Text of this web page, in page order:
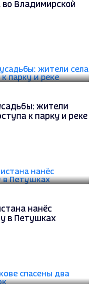
во Владимирской
жители
к парку и реке
нанёс
в Петушках